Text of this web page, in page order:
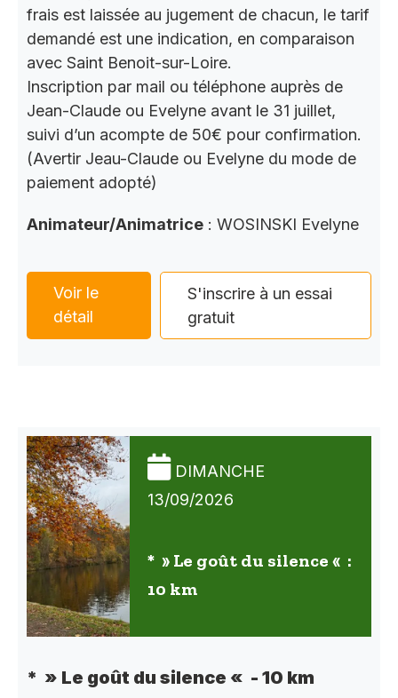
frais est laissée au jugement de chacun, le tarif
demandé est une indication, en comparaison
avec Saint Benoit-sur-Loire.
Inscription par mail ou téléphone auprès de
Jean-Claude ou Evelyne avant le 31 juillet,
suivi d’un acompte de 50€ pour confirmation.
(Avertir Jeau-Claude ou Evelyne du mode de
paiement adopté)
Animateur/Animatrice : WOSINSKI Evelyne
Voir le
détail
S'inscrire à un essai
gratuit
DIMANCHE
13/09/2026
* » Le goût du silence « :
10 km
* » Le goût du silence « - 10 km